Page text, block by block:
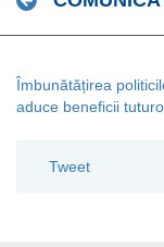
Îmbunătățirea
aduce beneficii
Tweet